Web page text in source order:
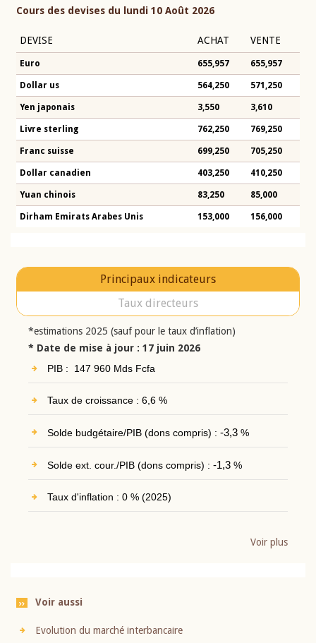
Cours des devises du lundi 10 Août 2026
DEVISE ACHAT VENTE
Euro 655,957 655,957
Dollar us 564,250 571,250
Yen japonais 3,550 3,610
Livre sterling 762,250 769,250
Franc suisse 699,250 705,250
Dollar canadien 403,250 410,250
Yuan chinois 83,250 85,000
Dirham Emirats Arabes Unis 153,000 156,000
Principaux indicateurs
Taux directeurs
*estimations 2025 (sauf pour le taux d’inflation)
* Date de mise à jour : 17 juin 2026
PIB : 147 960 Mds Fcfa
Taux de croissance : 6,6 %
Solde budgétaire/PIB (dons compris) : -3,3%
Solde ext. cour./PIB (dons compris) : -1,3%
Taux d'inflation : 0 % (2025)
Voir plus
Voir aussi
Evolution du marché interbancaire